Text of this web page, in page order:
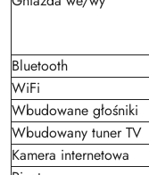
Bluetooth
WiFi
Wbudowane głośniki
Wbudowany tuner TV
Kamera internetowa